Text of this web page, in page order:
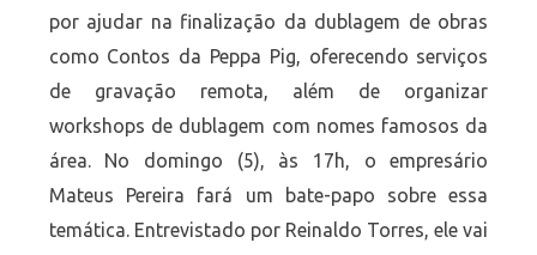
por ajudar na finalização da dublagem de obras
como Contos da Peppa Pig, oferecendo serviços
de gravação remota, além de organizar
workshops de dublagem com nomes famosos da
área. No domingo (5), às 17h, o empresário
Mateus Pereira fará um bate-papo sobre essa
temática. Entrevistado por Reinaldo Torres, ele vai